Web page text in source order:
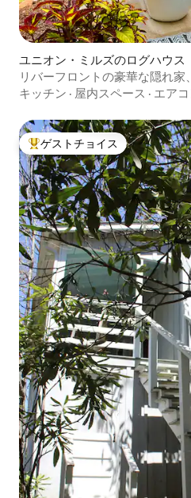
ユニオン・ミルズのログハウス
リバーフロントの豪華な隠れ
グ、カヤック
キッチン · 屋内スペース · エア
大好評のゲストチョイスです。
ゲストチョイス